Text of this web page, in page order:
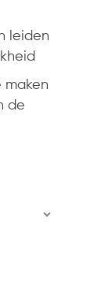
leiden
maken
de